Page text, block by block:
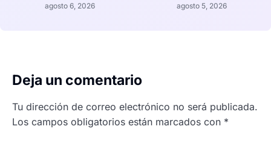
agosto 6, 2026 agosto 5, 2026
Deja un comentario
Tu dirección de correo electrónico no será publicada.
Los campos obligatorios están marcados con *